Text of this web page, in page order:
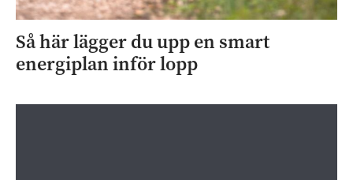
Så här lägger du upp en smart
energiplan inför lopp